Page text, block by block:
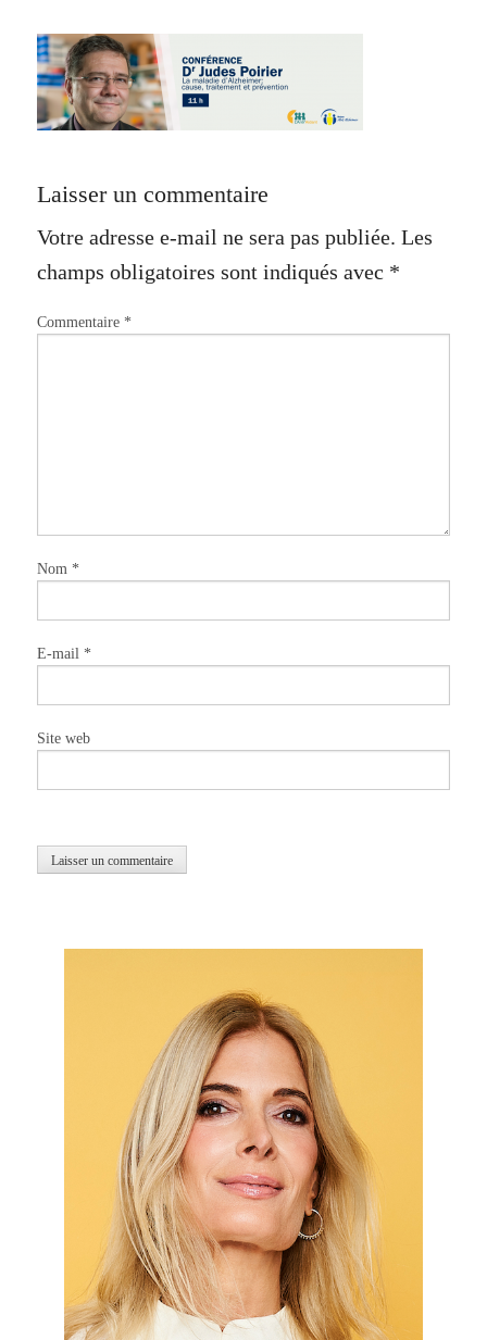
Laisser un commentaire
Votre adresse e-mail ne sera pas publiée. Les
champs obligatoires sont indiqués avec *
Commentaire *
Nom *
E-mail *
Site web